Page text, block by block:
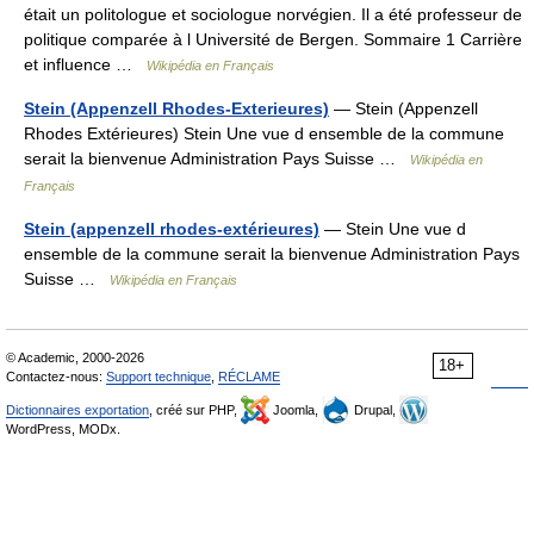
était un politologue et sociologue norvégien. Il a été professeur de
politique comparée à l Université de Bergen. Sommaire 1 Carrière
et influence …
Wikipédia en Français
Stein (Appenzell Rhodes-Exterieures) — Stein (Appenzell
Rhodes Extérieures) Stein Une vue d ensemble de la commune
serait la bienvenue Administration Pays Suisse …
Wikipédia en
Français
Stein (appenzell rhodes-extérieures) — Stein Une vue d
ensemble de la commune serait la bienvenue Administration Pays
Suisse …
Wikipédia en Français
18+
© Academic, 2000-2026
Contactez-nous: Support technique RÉCLAME
Dictionnaires exportation , créé sur PHP, Joomla,
Drupal,
WordPress, MODx.